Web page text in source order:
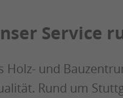
Service
Holz- und
Rund um